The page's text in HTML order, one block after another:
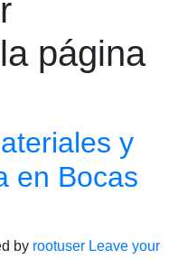
página
y
en Bocas
by rootuser Leave your